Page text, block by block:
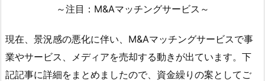
～注目：M&Aマッチングサービス～
現在、景況感の悪化に伴い、M&Aマッチングサービスで事
業やサービス、メディアを売却する動きが出ています。下
記記事に詳細をまとめましたので、資金繰りの案としてご